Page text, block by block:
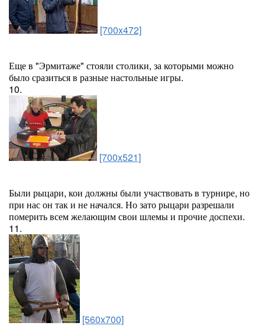
[700x472]
Еще в "Эрмитаже" стояли столики, за которыми можно
было сразиться в разные настольные игры.
10.
[700x521]
Были рыцари, кои должны были участвовать в турнире, но
при нас он так и не начался. Но зато рыцари разрешали
померить всем желающим свои шлемы и прочие доспехи.
11.
[560x700]